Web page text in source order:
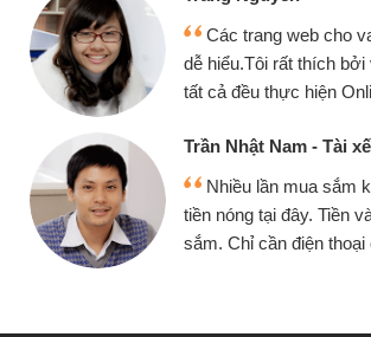
sử dụng thân thiện,
giải ngân nhanh chóng
lãi suất rất tốt
tiền mặt mình đều vay
là mình lại tiếp tục mua
là dùng được